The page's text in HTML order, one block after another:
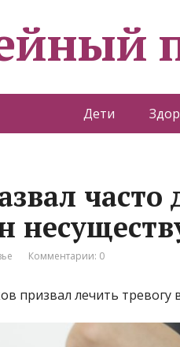
Дети
часто
Комментарии: 0
призвал лечить тревогу